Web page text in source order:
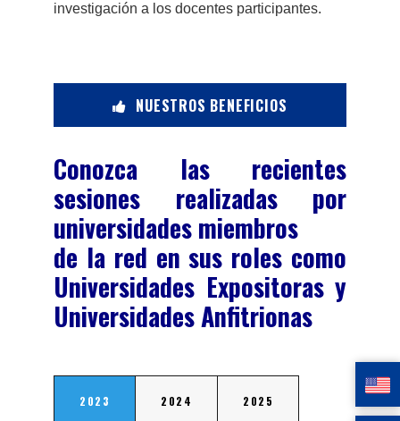
investigación a los docentes participantes.
NUESTROS BENEFICIOS
Conozca las recientes
sesiones realizadas por
universidades miembros
de la red en sus roles como
Universidades Expositoras y
Universidades Anfitrionas
2023 2024 2025